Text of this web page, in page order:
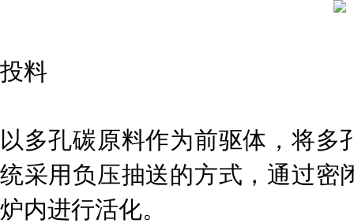
投料
以多孔碳原料作为前驱体，将
统采用负压抽送的方式，通过密
炉内进行活化。